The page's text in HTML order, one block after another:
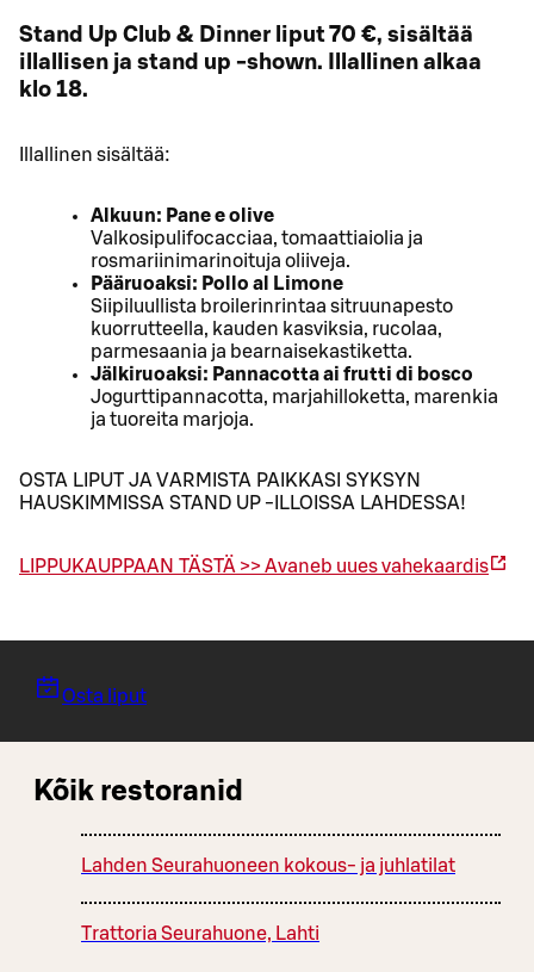
Stand Up Club & Dinner liput 70 €, sisältää
illallisen ja stand up -shown. Illallinen alkaa
klo 18.
Illallinen sisältää:
Alkuun: Pane e olive
Valkosipulifocacciaa, tomaattiaiolia ja
rosmariinimarinoituja oliiveja.
Pääruoaksi: Pollo al Limone
Siipiluullista broilerinrintaa sitruunapesto
kuorrutteella, kauden kasviksia, rucolaa,
parmesaania ja bearnaisekastiketta.
Jälkiruoaksi: Pannacotta ai frutti di bosco
Jogurttipannacotta, marjahilloketta, marenkia
ja tuoreita marjoja.
OSTA LIPUT JA VARMISTA PAIKKASI SYKSYN
HAUSKIMMISSA STAND UP -ILLOISSA LAHDESSA!
LIPPUKAUPPAAN TÄSTÄ >>Avaneb uues vahekaardis
Osta liput
Kõik restoranid
Lahden Seurahuoneen kokous- ja juhlatilat
Trattoria Seurahuone, Lahti